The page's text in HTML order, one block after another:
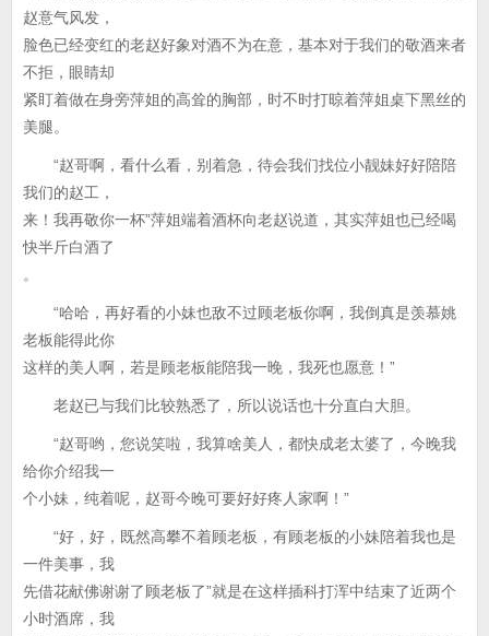
赵意气风发，
脸色已经变红的老赵好象对酒不为在意，基本对于我们的敬酒来者
不拒，眼睛却
紧盯着做在身旁萍姐的高耸的胸部，时不时打晾着萍姐桌下黑丝的
美腿。
“赵哥啊，看什么看，别着急，待会我们找位小靓妹好好陪陪
我们的赵工，
来！我再敬你一杯”萍姐端着酒杯向老赵说道，其实萍姐也已经喝
快半斤白酒了
。
“哈哈，再好看的小妹也敌不过顾老板你啊，我倒真是羡慕姚
老板能得此你
这样的美人啊，若是顾老板能陪我一晚，我死也愿意！”
老赵已与我们比较熟悉了，所以说话也十分直白大胆。
“赵哥哟，您说笑啦，我算啥美人，都快成老太婆了，今晚我
给你介绍我一
个小妹，纯着呢，赵哥今晚可要好好疼人家啊！”
“好，好，既然高攀不着顾老板，有顾老板的小妹陪着我也是
一件美事，我
先借花献佛谢谢了顾老板了”就是在这样插科打浑中结束了近两个
小时酒席，我